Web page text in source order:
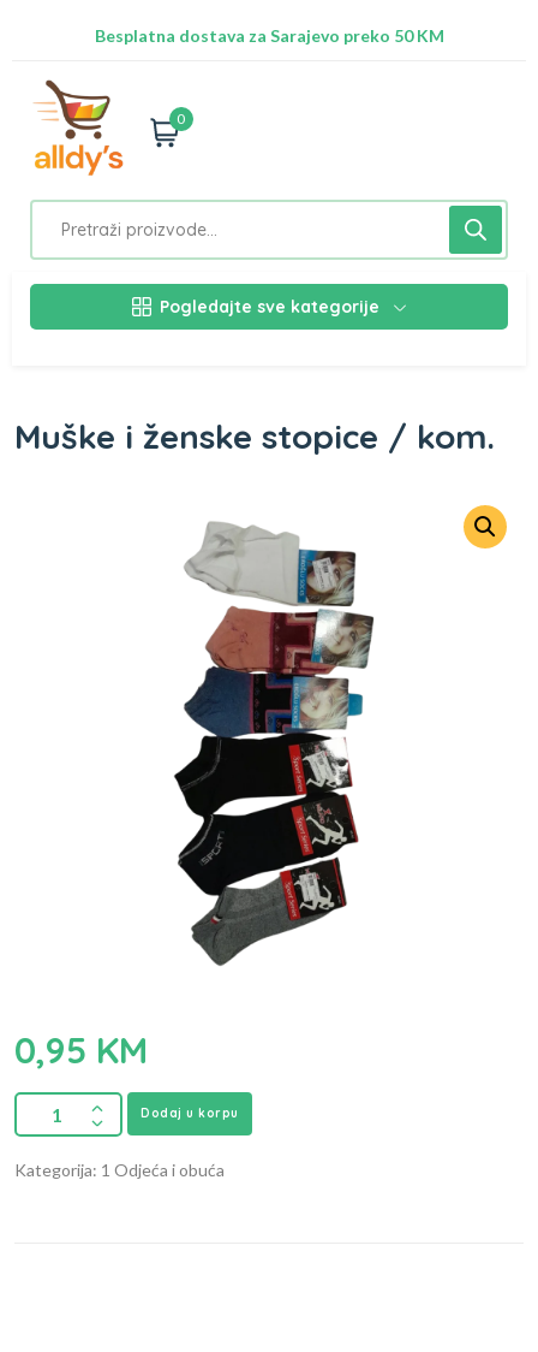
Besplatna dostava za Sarajevo preko 50 KM
0
Pogledajte sve kategorije
Muške i ženske stopice / kom.
0,95 KM
Dodaj u korpu
Kategorija: 1 Odjeća i obuća